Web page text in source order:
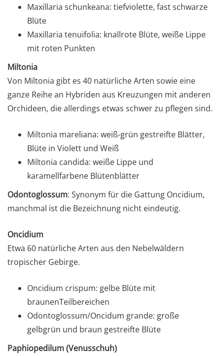
Maxillaria schunkeana: tiefviolette, fast schwarze
Blüte
Maxillaria tenuifolia: knallrote Blüte, weiße Lippe
mit roten Punkten
Miltonia
Von Miltonia gibt es 40 natürliche Arten sowie eine
ganze Reihe an Hybriden aus Kreuzungen mit anderen
Orchideen, die allerdings etwas schwer zu pflegen sind.
Miltonia mareliana: weiß-grün gestreifte Blätter,
Blüte in Violett und Weiß
Miltonia candida: weiße Lippe und
karamellfarbene Blütenblätter
Odontoglossum: Synonym für die Gattung Oncidium,
manchmal ist die Bezeichnung nicht eindeutig.
Oncidium
Etwa 60 natürliche Arten aus den Nebelwäldern
tropischer Gebirge.
Oncidium crispum: gelbe Blüte mit
braunenTeilbereichen
Odontoglossum/Oncidum grande: große
gelbgrün und braun gestreifte Blüte
Paphiopedilum (Venusschuh)